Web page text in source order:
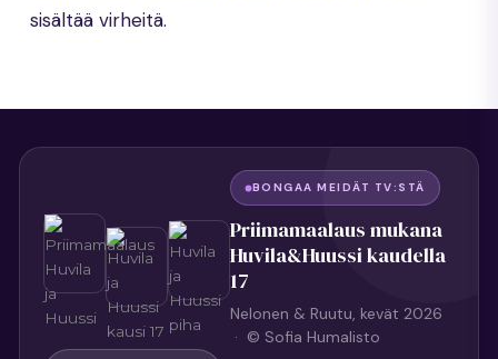
sisältää virheitä.
BONGAA MEIDÄT TV:STÄ
Priimamaalaus mukana
Huvila&Huussi kaudella
17
Nelonen & Ruutu, kevät 2026
· © Sofia Humalisto